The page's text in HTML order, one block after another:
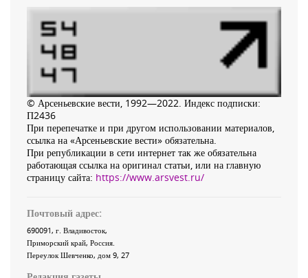
© Арсеньевские вести, 1992—2022. Индекс подписки:
П2436
При перепечатке и при другом использовании материалов,
ссылка на «Арсеньевские вести» обязательна.
При републикации в сети интернет так же обязательна
работающая ссылка на оригинал статьи, или на главную
страницу сайта: https://www.arsvest.ru/
Почтовый адрес:
690091, г. Владивосток,
Приморский край, Россия
Переулок Шевченко, дом 9, 27